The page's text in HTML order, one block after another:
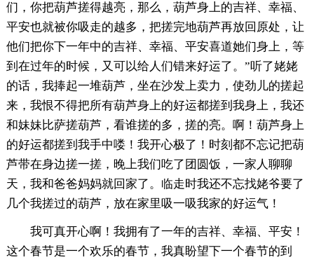
们，你把葫芦搓得越亮，那么，葫芦身上的吉祥、幸福、
平安也就被你吸走的越多，把搓完地葫芦再放回原处，让
他们把你下一年中的吉祥、幸福、平安喜道她们身上，等
到在过年的时候，又可以给人们错来好运了。”听了姥姥
的话，我捧起一堆葫芦，坐在沙发上卖力，使劲儿的搓起
来，我恨不得把所有葫芦身上的好运都搓到我身上，我还
和妹妹比萨搓葫芦，看谁搓的多，搓的亮。啊！葫芦身上
的好运都搓到我手中喽！我开心极了！时刻都不忘记把葫
芦带在身边搓一搓，晚上我们吃了团圆饭，一家人聊聊
天，我和爸爸妈妈就回家了。临走时我还不忘找姥爷要了
几个我搓过的葫芦，放在家里吸一吸我家的好运气！
我可真开心啊！我拥有了一年的吉祥、幸福、平安！
这个春节是一个欢乐的春节，我真盼望下一个春节的到